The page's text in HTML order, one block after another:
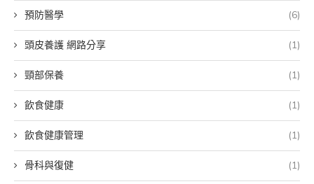
預防醫學 (6)
頭皮養護 網路分享 (1)
頸部保養 (1)
飲食健康 (1)
飲食健康管理 (1)
骨科與復健 (1)